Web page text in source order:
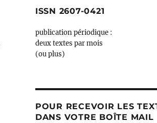
ISSN 2607-0421
publication périodique :
deux textes par mois
(ou plus)
POUR RECEVOIR LES
DANS VOTRE BOÎTE MAIL